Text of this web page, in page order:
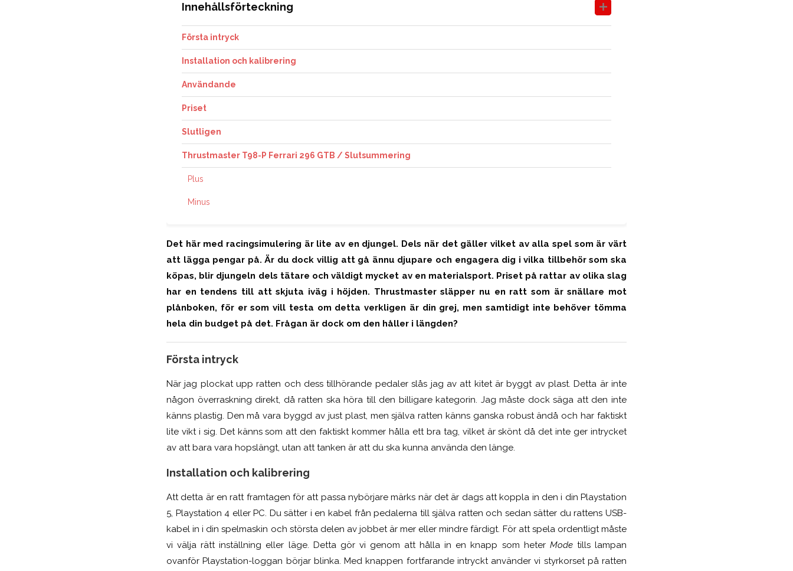
Innehållsförteckning
Första intryck
Installation och kalibrering
Användande
Priset
Slutligen
Thrustmaster T98-P Ferrari 296 GTB / Slutsummering
Plus
Minus
Det här med racingsimulering är lite av en djungel. Dels när det gäller vilket av alla spel som är värt
att lägga pengar på. Är du dock villig att gå ännu djupare och engagera dig i vilka tillbehör som ska
köpas, blir djungeln dels tätare och väldigt mycket av en materialsport. Priset på rattar av olika slag
har en tendens till att skjuta iväg i höjden. Thrustmaster släpper nu en ratt som är snällare mot
plånboken, för er som vill testa om detta verkligen är din grej, men samtidigt inte behöver tömma
hela din budget på det. Frågan är dock om den håller i längden?
Första intryck
När jag plockat upp ratten och dess tillhörande pedaler slås jag av att kitet är byggt av plast. Detta är inte
någon överraskning direkt, då ratten ska höra till den billigare kategorin. Jag måste dock säga att den inte
känns plastig. Den må vara byggd av just plast, men själva ratten känns ganska robust ändå och har faktiskt
lite vikt i sig. Det känns som att den faktiskt kommer hålla ett bra tag, vilket är skönt då det inte ger intrycket
av att bara vara hopslängt, utan att tanken är att du ska kunna använda den länge.
Installation och kalibrering
Att detta är en ratt framtagen för att passa nybörjare märks när det är dags att koppla in den i din Playstation
5, Playstation 4 eller PC. Du sätter i en kabel från pedalerna till själva ratten och sedan sätter du rattens USB-
kabel in i din spelmaskin och största delen av jobbet är mer eller mindre färdigt. För att spela ordentligt måste
vi välja rätt inställning eller läge. Detta gör vi genom att hålla in en knapp som heter Mode tills lampan
ovanför Playstation-loggan börjar blinka. Med knappen fortfarande intryckt använder vi styrkorset på ratten